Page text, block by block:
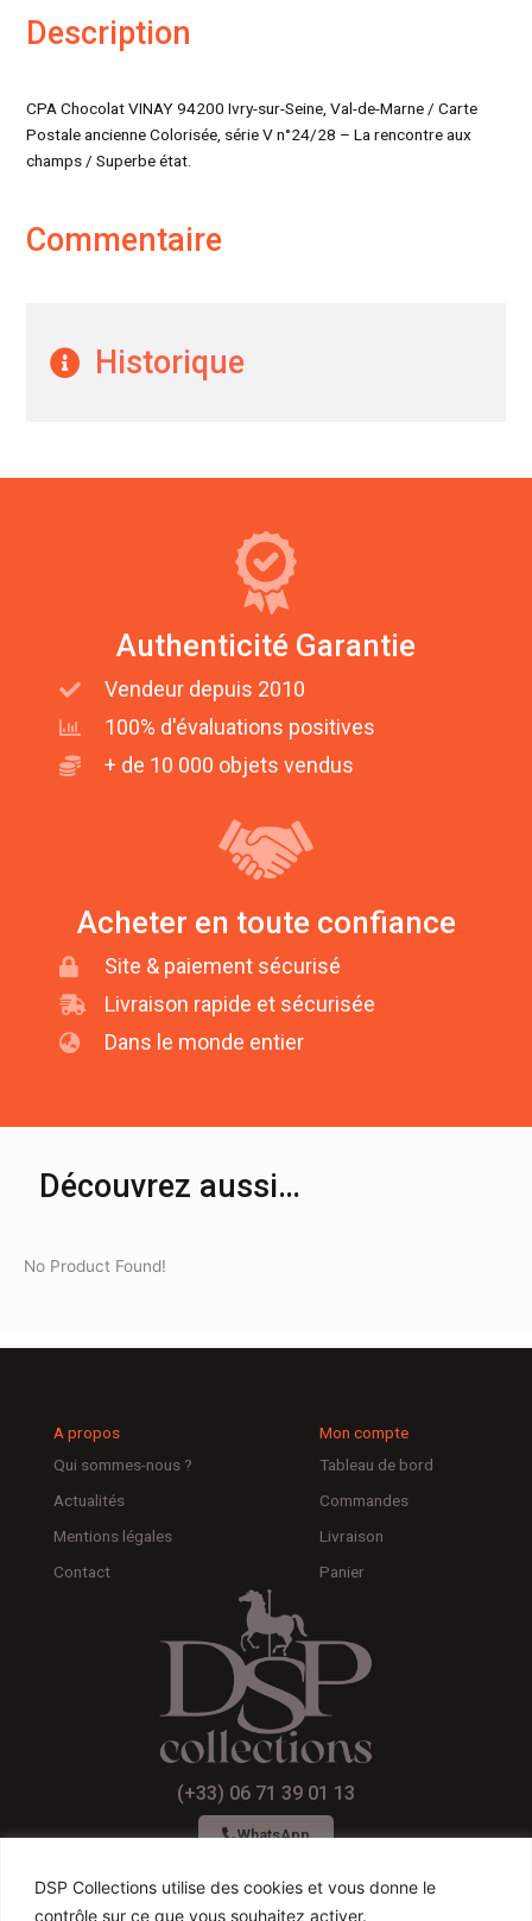
DSP Collections utilise des cookies et vous donne le
contrôle sur ce que vous souhaitez activer.
Description
CPA Chocolat VINAY 94200 Ivry-sur-Seine, Val-de-Marne / Carte
Postale ancienne Colorisée, série V n°24/28 – La rencontre aux
champs / Superbe état.
Commentaire
Historique
Authenticité Garantie
Vendeur depuis 2010
100% d'évaluations positives
+ de 10 000 objets vendus
Acheter en toute confiance
Site & paiement sécurisé
Livraison rapide et sécurisée
Dans le monde entier
Découvrez aussi…
No Product Found!
A propos
Qui sommes-nous ?
Actualités
Mentions légales
Contact
Mon compte
Tableau de bord
Commandes
Livraison
Panier
(+33) 06 71 39 01 13
WhatsApp